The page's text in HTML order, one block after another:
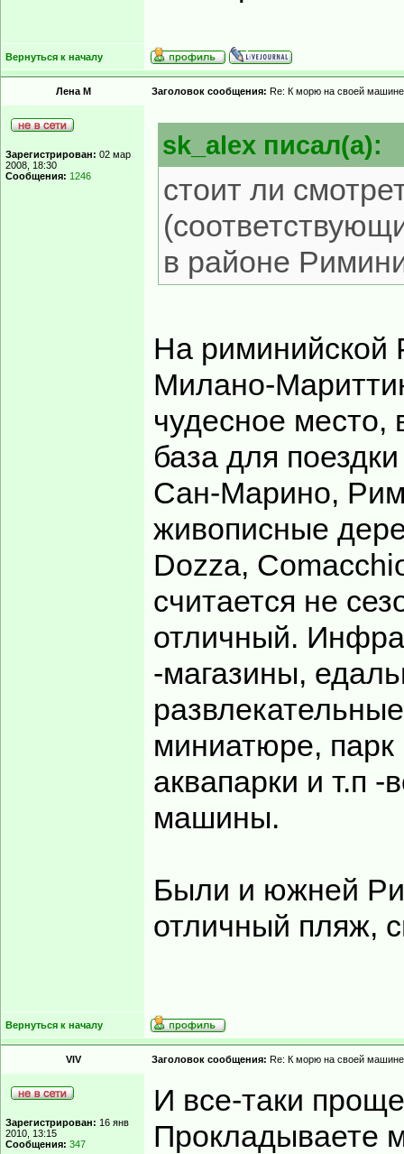
Вернуться к началу
Лена М Заголовок сообщения: Re: К морю на своей
Зарегистрирован: 02 мар
2008, 18:30
Сообщения: 1246
sk_alex писал(а):
стоит ли
в районе
На риминийской
Милано-
чудесное место,
база для
Сан-Марино,
живописные
Dozza,
считается не
отличный.
-магазины,
миниатюре, парк
аквапарки и т.п
машины.
Были и южней
отличный пляж,
Вернуться к началу
VIV Заголовок сообщения: Re: К морю на своей
Зарегистрирован: 16 янв
2010, 13:15
Сообщения: 347
И все-таки
Прокладываете